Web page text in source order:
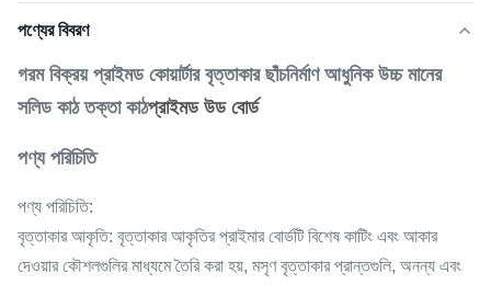
পণ্যের বিবরণ
গরম বিক্রয় প্রাইমড কোয়ার্টার বৃত্তাকার ছাঁচনির্মাণ আধুনিক উচ্চ মানের
সলিড কাঠ তক্তা কাঠপ্রাইমড উড বোর্ড
পণ্য পরিচিতি
পণ্য পরিচিতি:
বৃত্তাকার আকৃতি: বৃত্তাকার আকৃতির প্রাইমার বোর্ডটি বিশেষ কাটিং এবং আকার
দেওয়ার কৌশলগুলির মাধ্যমে তৈরি করা হয়, মসৃণ বৃত্তাকার প্রান্তগুলি, অনন্য এবং